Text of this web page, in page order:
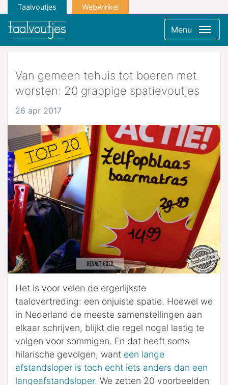
Taalvoutjes Webwinkel
Menu
Van gemeen tehuis tot boeren met
worsten: 20 grappige spatievoutjes
26 apr 2017
Het is voor velen de ergerlijkste
taalovertreding: een onjuiste spatie. Hoewel we
in Nederland de meeste samenstellingen aan
elkaar schrijven, blijkt die regel nogal lastig te
volgen voor sommigen. En dat heeft soms
hilarische gevolgen, want een lange
afstandsloper is toch echt iets anders dan een
langeafstandsloper. We zetten 20 voorbeelden